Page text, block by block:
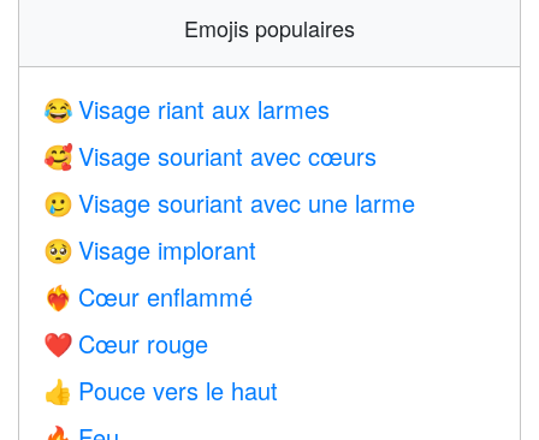
Emojis populaires
😂 Visage riant aux larmes
🥰 Visage souriant avec cœurs
🥲 Visage souriant avec une larme
🥺 Visage implorant
❤️‍🔥 Cœur enflammé
❤️ Cœur rouge
👍 Pouce vers le haut